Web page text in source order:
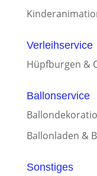
Verleihservice
Hüpfburgen &
Ballonservice
Ballonladen &
Sonstiges